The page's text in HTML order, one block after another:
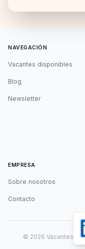
NAVEGACIÓN
Vacantes disponibles
Blog
Newsletter
EMPRESA
Sobre nosotros
Contacto
© 2026 Vacantes